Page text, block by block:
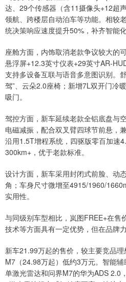
达、29个传感器（含11摄像头+12超
领航、跨楼层自动泊车等功能。相较
统决策响应速度提升50%，补齐智能化
座舱方面，内饰取消老款争议较大的
悬浮屏+12.3英寸仪表+29英寸AR-
支持多设备互联与语音多意图识别。
驾”、云朵2.0座椅；新增7L双开门冷
吸门。
驾控方面，新车延续老款全铝底盘与
电磁减振，配合双叉臂四球节前悬，
沿用1.5T增程系统，四驱版零百加速
300km+，优于老款标准。
设计方面，新车采用封闭式前脸、动
角；车身尺寸微增至4915/1960/
实用性。
与同级别车型相比，岚图FREE+在售
技术等方面具有一定优势，但在品牌
新车21.99万起的售价，较主要竞品
M7（24.98万起）低约3万元。智能
单激光雷达和问界M7的华为ADS 2.0